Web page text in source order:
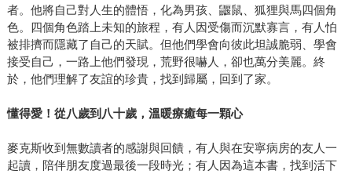
者。他將自己對人生的體悟，化為男孩、鼴鼠、狐狸與馬四個角
色。四個角色踏上未知的旅程，有人因受傷而沉默寡言，有人怕
被排擠而隱藏了自己的天賦。但他們學會向彼此坦誠脆弱、學會
接受自己，一路上他們發現，荒野很嚇人，卻也萬分美麗。終
於，他們理解了友誼的珍貴，找到歸屬，回到了家。
懂得愛！從八歲到八十歲，溫暖療癒每一顆心
麥克斯收到無數讀者的感謝與回饋，有人與在安寧病房的友人一
起讀，陪伴朋友度過最後一段時光；有人因為這本書，找到活下